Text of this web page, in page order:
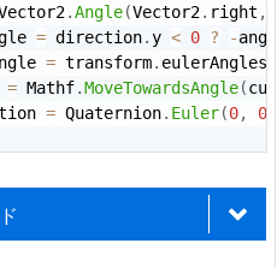
ら目標の回転へと、線形補間を
(
ゲットに向けた回転。</
CalculateTargetRotation
.Angle(Vector2. right ,
= direction.y < 0 ? -
= transform. eulerAngles
= Mathf.MoveTowardsAngle(
= Quaternion. Euler(0, 0